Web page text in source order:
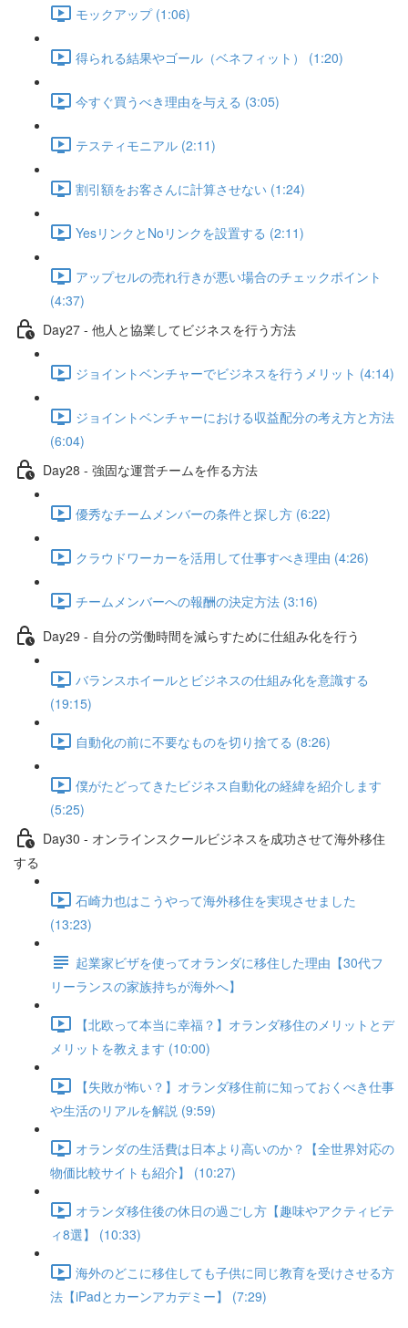
モックアップ (1:06)
得られる結果やゴール（ベネフィット） (1:20)
今すぐ買うべき理由を与える (3:05)
テスティモニアル (2:11)
割引額をお客さんに計算させない (1:24)
YesリンクとNoリンクを設置する (2:11)
アップセルの売れ行きが悪い場合のチェックポイント
(4:37)
Day27 - 他人と協業してビジネスを行う方法
ジョイントベンチャーでビジネスを行うメリット (4:14)
ジョイントベンチャーにおける収益配分の考え方と方法
(6:04)
Day28 - 強固な運営チームを作る方法
優秀なチームメンバーの条件と探し方 (6:22)
クラウドワーカーを活用して仕事すべき理由 (4:26)
チームメンバーへの報酬の決定方法 (3:16)
Day29 - 自分の労働時間を減らすために仕組み化を行う
バランスホイールとビジネスの仕組み化を意識する
(19:15)
自動化の前に不要なものを切り捨てる (8:26)
僕がたどってきたビジネス自動化の経緯を紹介します
(5:25)
Day30 - オンラインスクールビジネスを成功させて海外移住
する
石崎力也はこうやって海外移住を実現させました
(13:23)
起業家ビザを使ってオランダに移住した理由【30代フ
リーランスの家族持ちが海外へ】
【北欧って本当に幸福？】オランダ移住のメリットとデ
メリットを教えます (10:00)
【失敗が怖い？】オランダ移住前に知っておくべき仕事
や生活のリアルを解説 (9:59)
オランダの生活費は日本より高いのか？【全世界対応の
物価比較サイトも紹介】 (10:27)
オランダ移住後の休日の過ごし方【趣味やアクティビテ
ィ8選】 (10:33)
海外のどこに移住しても子供に同じ教育を受けさせる方
法【iPadとカーンアカデミー】 (7:29)